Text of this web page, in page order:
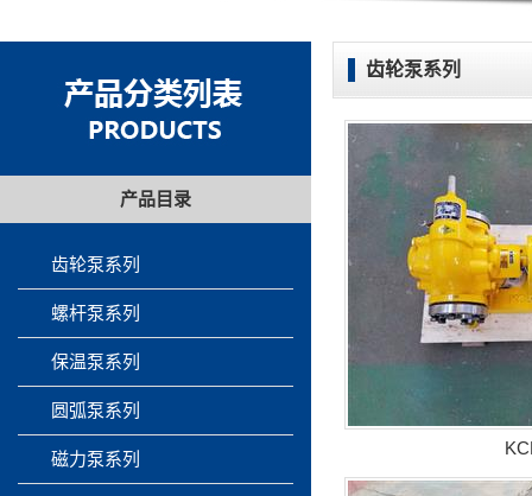
齿轮泵系列
产品目录
齿轮泵系列
螺杆泵系列
保温泵系列
圆弧泵系列
磁力泵系列